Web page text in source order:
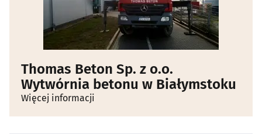
Thomas Beton Sp. z o.o.
Wytwórnia betonu w Białymstoku
Więcej informacji